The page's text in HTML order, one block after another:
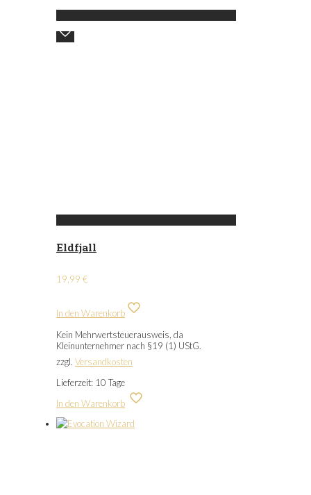
Eldfjall
19,99 €
In den Warenkorb
Kein Mehrwertsteuerausweis, da
Kleinunternehmer nach §19 (1) UStG.
zzgl. Versandkosten
Lieferzeit: 10 Tage
In den Warenkorb